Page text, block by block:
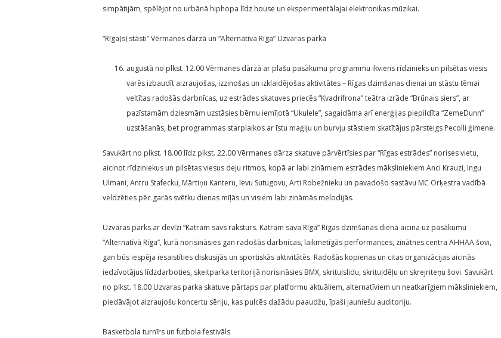
simpātijām, spēlējot no urbānā hiphopa līdz house un eksperimentālajai elektronikas mūzikai.
“Rīga(s) stāsti” Vērmanes dārzā un “Alternatīva Rīga” Uzvaras parkā
augustā no plkst. 12.00 Vērmanes dārzā ar plašu pasākumu programmu ikviens rīdzinieks un pilsētas viesis
varēs izbaudīt aizraujošas, izzinošas un izklaidējošas aktivitātes – Rīgas dzimšanas dienai un stāstu tēmai
veltītas radošās darbnīcas, uz estrādes skatuves priecēs “Kvadrifrona” teātra izrāde “Brūnais siers”, ar
pazīstamām dziesmām uzstāsies bērnu iemīļotā “Ukulele”, sagaidāma arī enerģijas piepildīta “ZemeDunn”
uzstāšanās, bet programmas starplaikos ar īstu maģiju un burvju stāstiem skatītājus pārsteigs Pecolli ģimene.
Savukārt no plkst. 18.00 līdz plkst. 22.00 Vērmanes dārza skatuve pārvērtīsies par “Rīgas estrādes” norises vietu,
aicinot rīdziniekus un pilsētas viesus deju ritmos, kopā ar labi zināmiem estrādes māksliniekiem Anci Krauzi, Ingu
Ulmani, Antru Stafecku, Mārtiņu Kanteru, Ievu Sutugovu, Arti Robežnieku un pavadošo sastāvu MC Orķestra vadībā
veldzēties pēc garās svētku dienas mīļās un visiem labi zināmās melodijās.
Uzvaras parks ar devīzi “Katram savs raksturs. Katram sava Rīga” Rīgas dzimšanas dienā aicina uz pasākumu
“Alternatīvā Rīga”, kurā norisināsies gan radošās darbnīcas, laikmetīgās performances, zinātnes centra AHHAA šovi,
gan būs iespēja iesaistīties diskusijās un sportiskās aktivitātēs. Radošās kopienas un citas organizācijas aicinās
iedzīvotājus līdzdarboties, skeitparka teritorijā norisināsies BMX, skrituļslidu, skrituļdēļu un skrejriteņu šovi. Savukārt
no plkst. 18.00 Uzvaras parka skatuve pārtaps par platformu aktuāliem, alternatīviem un neatkarīgiem māksliniekiem,
piedāvājot aizraujošu koncertu sēriju, kas pulcēs dažādu paaudžu, īpaši jauniešu auditoriju.
Basketbola turnīrs un futbola festivāls